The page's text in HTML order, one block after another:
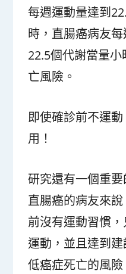
每週運動量達到
時，直腸癌病友
22.5個代謝當量
亡風險。
即使確診前不運
用！
研究還有一個重
直腸癌的病友來
前沒有運動習慣
運動，並且達到
低癌症死亡的風